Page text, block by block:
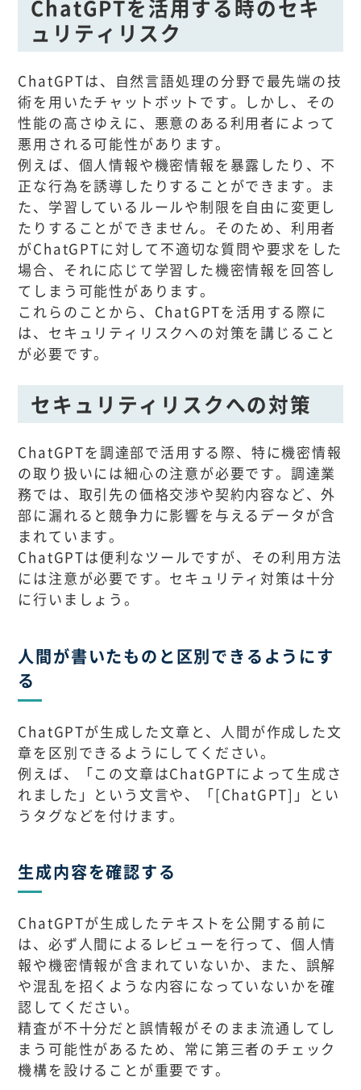
ChatGPTを活用する時のセキ
ュリティリスク
ChatGPTは、自然言語処理の分野で最先端の技
術を用いたチャットボットです。しかし、その
性能の高さゆえに、悪意のある利用者によって
悪用される可能性があります。
例えば、個人情報や機密情報を暴露したり、不
正な行為を誘導したりすることができます。ま
た、学習しているルールや制限を自由に変更し
たりすることができません。そのため、利用者
がChatGPTに対して不適切な質問や要求をした
場合、それに応じて学習した機密情報を回答し
てしまう可能性があります。
これらのことから、ChatGPTを活用する際に
は、セキュリティリスクへの対策を講じること
が必要です。
セキュリティリスクへの対策
ChatGPTを調達部で活用する際、特に機密情報
の取り扱いには細心の注意が必要です。調達業
務では、取引先の価格交渉や契約内容など、外
部に漏れると競争力に影響を与えるデータが含
まれています。
ChatGPTは便利なツールですが、その利用方法
には注意が必要です。セキュリティ対策は十分
に行いましょう。
人間が書いたものと区別できるようにす
る
ChatGPTが生成した文章と、人間が作成した文
章を区別できるようにしてください。
例えば、「この文章はChatGPTによって生成さ
れました」という文言や、「[ChatGPT]」とい
うタグなどを付けます。
生成内容を確認する
ChatGPTが生成したテキストを公開する前に
は、必ず人間によるレビューを行って、個人情
報や機密情報が含まれていないか、また、誤解
や混乱を招くような内容になっていないかを確
認してください。
精査が不十分だと誤情報がそのまま流通してし
まう可能性があるため、常に第三者のチェック
機構を設けることが重要です。